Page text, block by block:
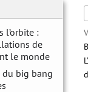
l’orbite :
de
le monde
big bang